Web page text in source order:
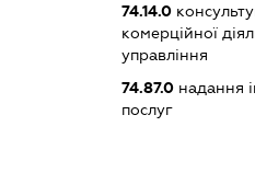
74.14.0
комерційної
управління
74.87.0надання
послуг